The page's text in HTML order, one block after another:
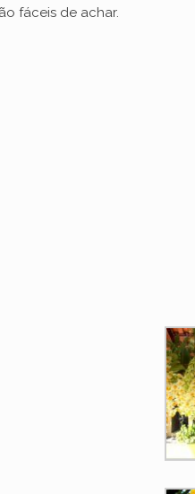
fáceis de achar.